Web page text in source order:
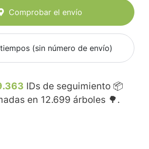
Comprobar el envío
(sin número de envío)
IDs de seguimiento 📦
en 12.699 árboles 🌳.